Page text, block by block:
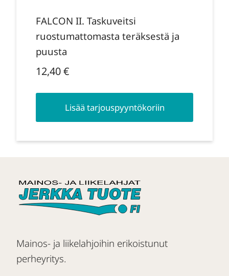
FALCON II. Taskuveitsi
ruostumattomasta teräksestä ja
puusta
12,40€
Lisää tarjouspyyntökoriin
Mainos- ja liikelahjoihin erikoistunut
perheyritys.